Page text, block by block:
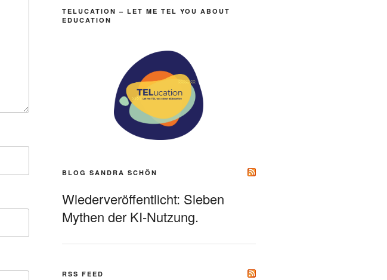
TELUCATION – LET ME TEL YOU ABOUT
EDUCATION
BLOG SANDRA SCHÖN
Wiederveröffentlicht: Sieben
Mythen der KI-Nutzung.
RSS FEED